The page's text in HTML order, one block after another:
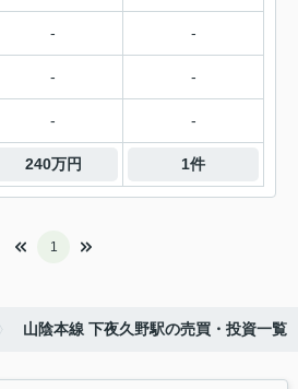
- -
- -
- -
240万円 1件
1
山陰本線 下夜久野駅の売買・投資一覧